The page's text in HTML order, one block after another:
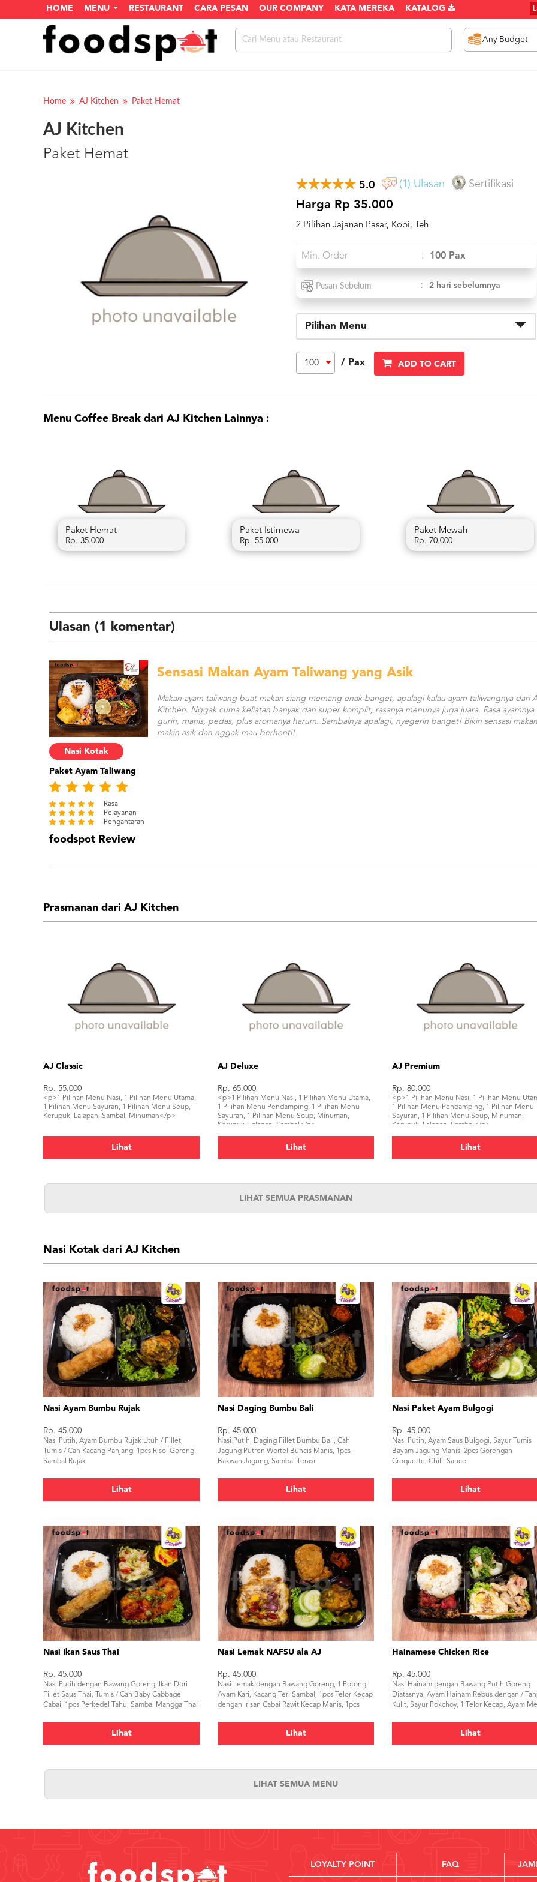
HOME MENU RESTAURANT CARA PESAN OUR COMPANY KATA MEREKA KATALOG
Home AJ Kitchen Paket Hemat
AJ Kitchen
Paket Hemat
5.0 (1) Ulasan Sertifikasi
Harga Rp 35.000
2 Pilihan Jajanan Pasar, Kopi, Teh
Min. Order : 100 Pax
Pesan Sebelum : 2 hari sebelumnya
Pilihan Menu
100 / Pax ADD TO CART
Menu Coffee Break dari AJ Kitchen Lainnya :
Paket Hemat
Rp. 35.000
Paket Istimewa
Rp. 55.000
Paket Mewah
Rp. 70.000
Ulasan (1 komentar)
Nasi Kotak
Paket Ayam Taliwang
Rasa
Pelayanan
Pengantaran
foodspot Review
Sensasi Makan Ayam Taliwang yang Asik
Makan ayam taliwang buat makan siang memang enak banget, apalagi kalau ayam taliwangnya dari
Kitchen. Nggak cuma keliatan banyak dan super komplit, rasanya menunya juga juara. Rasa ayamnya
gurih, manis, pedas, plus aromanya harum. Sambalnya apalagi, nyegerin banget! Bikin sensasi makan
makin asik dan nggak mau berhenti!
Prasmanan dari AJ Kitchen
AJ Classic
Rp. 55.000
<p>1 Pilihan Menu Nasi, 1 Pilihan Menu Utama,
1 Pilihan Menu Sayuran, 1 Pilihan Menu Soup,
Kerupuk, Lalapan, Sambal, Minuman</p>
Lihat
AJ Deluxe
Rp. 65.000
<p>1 Pilihan Menu Nasi, 1 Pilihan Menu Utama,
1 Pilihan Menu Pendamping, 1 Pilihan Menu
Sayuran, 1 Pilihan Menu Soup, Minuman,
Kerupuk, Lalapan, Sambal</p>
Lihat
AJ Premium
Rp. 80.000
<p>1 Pilihan Menu Nasi, 1 Pilihan Menu
1 Pilihan Menu Pendamping, 1 Pilihan Menu
Sayuran, 1 Pilihan Menu Soup, Minuman,
Kerupuk, Lalapan, Sambal</p>
Lihat
LIHAT SEMUA PRASMANAN
Nasi Kotak dari AJ Kitchen
Nasi Ayam Bumbu Rujak
Rp. 45.000
Nasi Putih, Ayam Bumbu Rujak Utuh / Fillet,
Tumis / Cah Kacang Panjang, 1pcs Risol Goreng,
Sambal Rujak
Lihat
Nasi Daging Bumbu Bali
Rp. 45.000
Nasi Putih, Daging Fillet Bumbu Bali, Cah
Jagung Putren Wortel Buncis Manis, 1pcs
Bakwan Jagung, Sambal Terasi
Lihat
Nasi Paket Ayam Bulgogi
Rp. 45.000
Nasi Putih, Ayam Saus Bulgogi, Sayur Tumis
Bayam Jagung Manis, 2pcs Gorengan
Croquette, Chilli Sauce
Lihat
Nasi Ikan Saus Thai
Rp. 45.000
Nasi Putih dengan Bawang Goreng, Ikan Dori
Fillet Saus Thai, Tumis / Cah Baby Cabbage
Cabai, 1pcs Perkedel Tahu, Sambal Mangga Thai
Lihat
Nasi Lemak NAFSU ala AJ
Rp. 45.000
Nasi Lemak dengan Bawang Goreng, 1 Potong
Ayam Kari, Kacang Teri Sambal, 1pcs Telor Kecap
dengan Irisan Cabai Rawit Kecap Manis, 1pcs
Lihat
Hainamese Chicken Rice
Rp. 45.000
Nasi Hainam dengan Bawang Putih Goreng
Diatasnya, Ayam Hainam Rebus dengan /
Kulit, Sayur Pokchoy, 1 Telor Kecap, Ayam
Lihat
LIHAT SEMUA MENU
LOYALTY POINT FAQ